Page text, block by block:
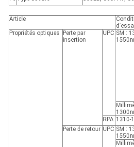
Article
Propriétés optiques
Perte par
insertion
UPC SM :
RPA 1310-
Perte de retour UPC SM :